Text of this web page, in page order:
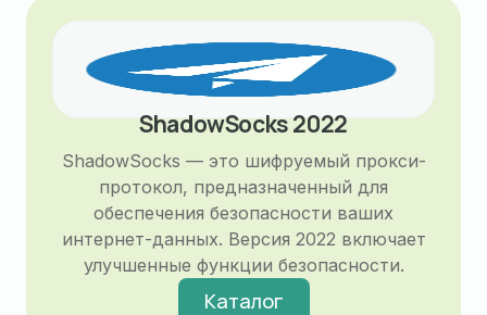
ShadowSocks 2022
ShadowSocks — это шифруемый прокси-
протокол, предназначенный для
обеспечения безопасности ваших
интернет-данных. Версия 2022 включает
улучшенные функции безопасности.
Каталог